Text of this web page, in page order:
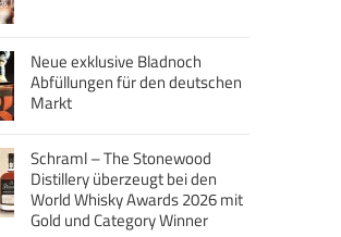
Neue exklusive Bladnoch
Abfüllungen für den deutschen
Markt
Schraml – The Stonewood
Distillery überzeugt bei den
World Whisky Awards 2026 mit
Gold und Category Winner